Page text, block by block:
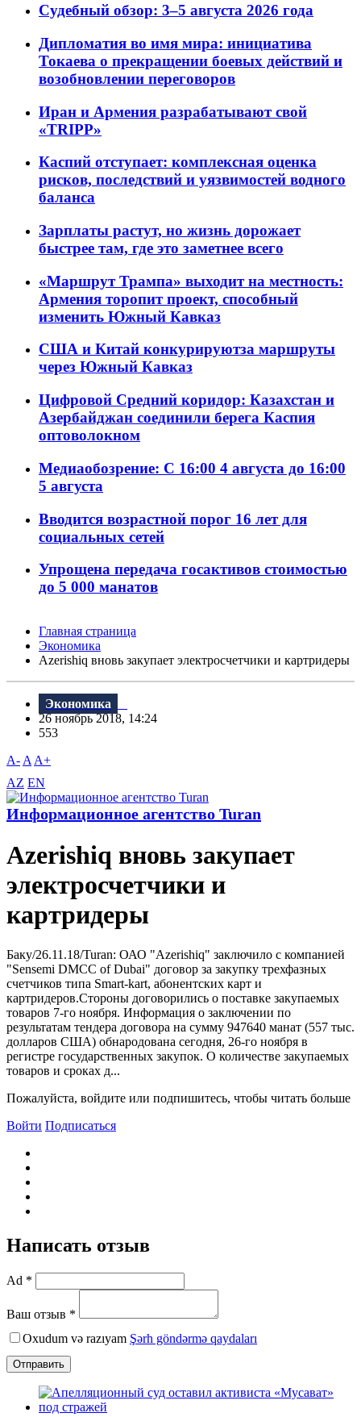
Судебный обзор: 3–5 августа 2026 года
Дипломатия во имя мира: инициатива
Токаева о прекращении боевых действий и
возобновлении переговоров
Иран и Армения разрабатывают свой
«TRIPP»
Каспий отступает: комплексная оценка
рисков, последствий и уязвимостей водного
баланса
Зарплаты растут, но жизнь дорожает
быстрее там, где это заметнее всего
«Маршрут Трампа» выходит на местность:
Армения торопит проект, способный
изменить Южный Кавказ
США и Китай конкурируютза маршруты
через Южный Кавказ
Цифровой Средний коридор: Казахстан и
Азербайджан соединили берега Каспия
оптоволокном
Медиаобозрение: С 16:00 4 августа до 16:00
5 августа
Вводится возрастной порог 16 лет для
социальных сетей
Упрощена передача госактивов стоимостью
до 5 000 манатов
Главная страница
Экономика
Azerishiq вновь закупает электросчетчики и картридеры
Экономика
26 ноябрь 2018, 14:24
553
A- A A+
AZ EN
Информационное агентство Turan
Azerishiq вновь закупает
электросчетчики и
картридеры
Баку/26.11.18/Turan: ОАО "Azerishiq" заключило с компанией
"Sensemi DMCC of Dubai" договор за закупку трехфазных
счетчиков типа Smart-kart, абонентских карт и
картридеров.Стороны договорились о поставке закупаемых
товаров 7-го ноября. Информация о заключении по
результатам тендера договора на сумму 947640 манат (557 тыс.
долларов США) обнародована сегодня, 26-го ноября в
регистре государственных закупок. О количестве закупаемых
товаров и сроках д...
Пожалуйста, войдите или подпишитесь, чтобы читать больше
Войти Подписаться
Написать отзыв
Ad *
Ваш отзыв *
Oxudum və razıyam Şərh göndərmə qaydaları
Отправить